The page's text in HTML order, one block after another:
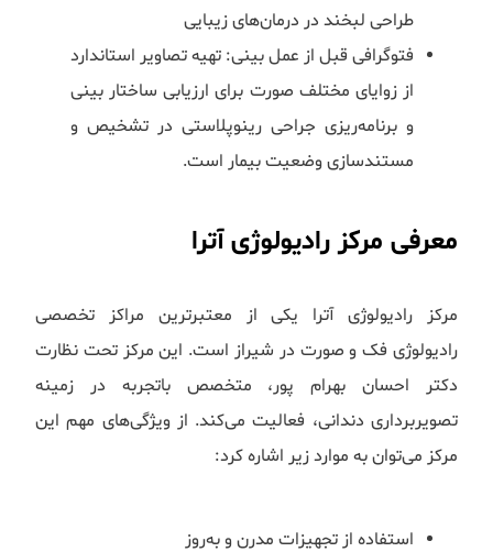
طراحی لبخند در درمان‌های زیبایی
فتوگرافی قبل از عمل بینی: تهیه تصاویر استاندارد
از زوایای مختلف صورت برای ارزیابی ساختار بینی
و برنامه‌ریزی جراحی رینوپلاستی در تشخیص و
مستندسازی وضعیت بیمار است.
معرفی مرکز رادیولوژی آترا
مرکز رادیولوژی آترا یکی از معتبرترین مراکز تخصصی
رادیولوژی فک و صورت در شیراز است. این مرکز تحت نظارت
دکتر احسان بهرام پور، متخصص باتجربه در زمینه
تصویربرداری دندانی، فعالیت می‌کند. از ویژگی‌های مهم این
مرکز می‌توان به موارد زیر اشاره کرد:
استفاده از تجهیزات مدرن و به‌روز